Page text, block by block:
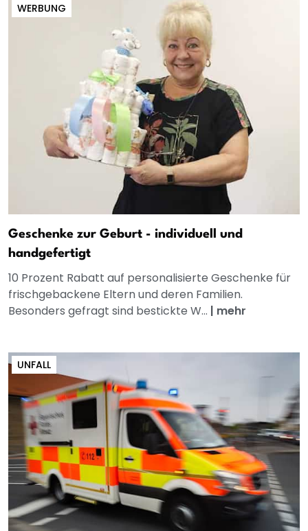
WERBUNG
Geschenke zur Geburt - individuell und
handgefertigt
10 Prozent Rabatt auf personalisierte Geschenke für
frischgebackene Eltern und deren Familien.
Besonders gefragt sind bestickte W... | mehr
UNFALL